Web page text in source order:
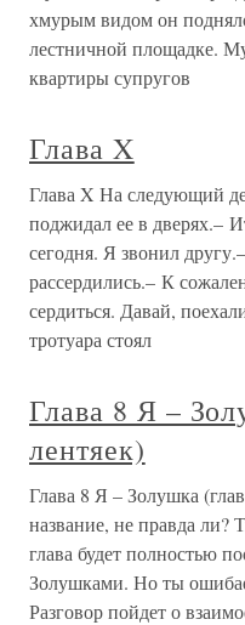
хмурым видом он
лестничной площадке.
квартиры супругов
Глава X
Глава X На следующий
поджидал ее в дверях.–
сегодня. Я звонил
рассердились.– К
сердиться. Давай,
тротуара стоял
Глава 8 Я –
лентяек)
Глава 8 Я – Золушка
название, не правда ли?
глава будет полностью
Золушками. Но ты
Разговор пойдет о